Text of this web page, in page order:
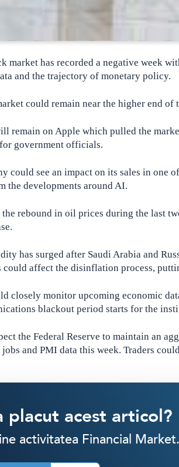
market has recorded a negative week
and the trajectory of monetary policy.
could remain near the higher end
remain on Apple which pulled the
government officials.
could see an impact on its sales in one
the developments around AI.
rebound in oil prices during the last
has surged after Saudi Arabia and
affect the disinflation process,
closely monitor upcoming economic
blackout period starts for the
the Federal Reserve to maintain an
and PMI data this week. Traders
placut acest articol?
activitatea Financial Market.